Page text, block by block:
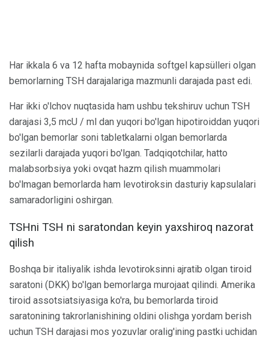
Har ikkala 6 va 12 hafta mobaynida softgel kapsülleri olgan
bemorlarning TSH darajalariga mazmunli darajada past edi.
Har ikki o'lchov nuqtasida ham ushbu tekshiruv uchun TSH
darajasi 3,5 mcU / ml dan yuqori bo'lgan hipotiroiddan yuqori
bo'lgan bemorlar soni tabletkalarni olgan bemorlarda
sezilarli darajada yuqori bo'lgan. Tadqiqotchilar, hatto
malabsorbsiya yoki ovqat hazm qilish muammolari
bo'lmagan bemorlarda ham levotiroksin dasturiy kapsulalari
samaradorligini oshirgan.
TSHni TSH ni saratondan keyin yaxshiroq nazorat
qilish
Boshqa bir italiyalik ishda levotiroksinni ajratib olgan tiroid
saratoni (DKK) bo'lgan bemorlarga murojaat qilindi. Amerika
tiroid assotsiatsiyasiga ko'ra, bu bemorlarda tiroid
saratonining takrorlanishining oldini olishga yordam berish
uchun TSH darajasi mos yozuvlar oralig'ining pastki uchidan